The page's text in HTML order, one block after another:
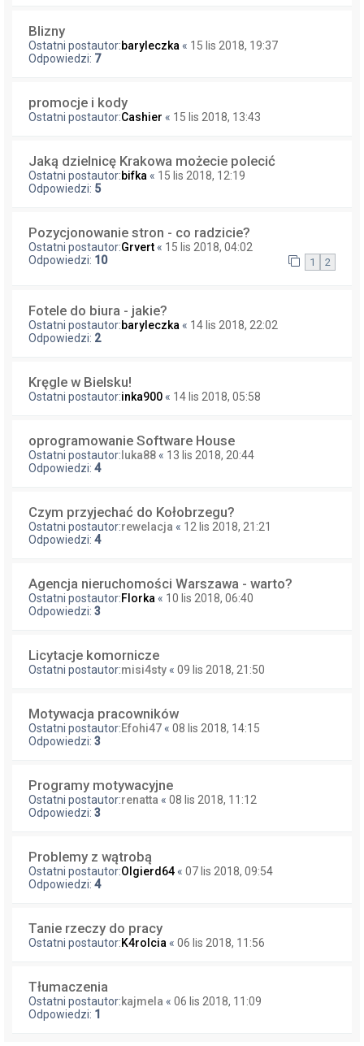
Blizny
Ostatni postautor:baryleczka « 15 lis 2018, 19:37
Odpowiedzi: 7
promocje i kody
Ostatni postautor:Cashier « 15 lis 2018, 13:43
Jaką dzielnicę Krakowa możecie polecić
Ostatni postautor:bifka « 15 lis 2018, 12:19
Odpowiedzi: 5
Pozycjonowanie stron - co radzicie?
Ostatni postautor:Grvert « 15 lis 2018, 04:02
Odpowiedzi: 10 1 2
Fotele do biura - jakie?
Ostatni postautor:baryleczka « 14 lis 2018, 22:02
Odpowiedzi: 2
Kręgle w Bielsku!
Ostatni postautor:inka900 « 14 lis 2018, 05:58
oprogramowanie Software House
Ostatni postautor:luka88 « 13 lis 2018, 20:44
Odpowiedzi: 4
Czym przyjechać do Kołobrzegu?
Ostatni postautor:rewelacja « 12 lis 2018, 21:21
Odpowiedzi: 4
Agencja nieruchomości Warszawa - warto?
Ostatni postautor:Florka « 10 lis 2018, 06:40
Odpowiedzi: 3
Licytacje komornicze
Ostatni postautor:misi4sty « 09 lis 2018, 21:50
Motywacja pracowników
Ostatni postautor:Efohi47 « 08 lis 2018, 14:15
Odpowiedzi: 3
Programy motywacyjne
Ostatni postautor:renatta « 08 lis 2018, 11:12
Odpowiedzi: 3
Problemy z wątrobą
Ostatni postautor:Olgierd64 « 07 lis 2018, 09:54
Odpowiedzi: 4
Tanie rzeczy do pracy
Ostatni postautor:K4rolcia « 06 lis 2018, 11:56
Tłumaczenia
Ostatni postautor:kajmela « 06 lis 2018, 11:09
Odpowiedzi: 1